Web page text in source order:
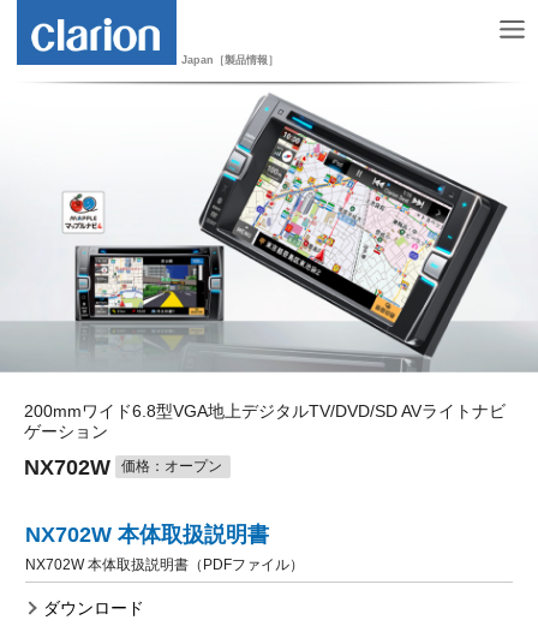
Japan［製品情報］
200mmワイド6.8型VGA地上デジタルTV/DVD/SD AVライトナビ
ゲーション
NX702W 価格：オープン
NX702W 本体取扱説明書
NX702W 本体取扱説明書（PDFファイル）
ダウンロード